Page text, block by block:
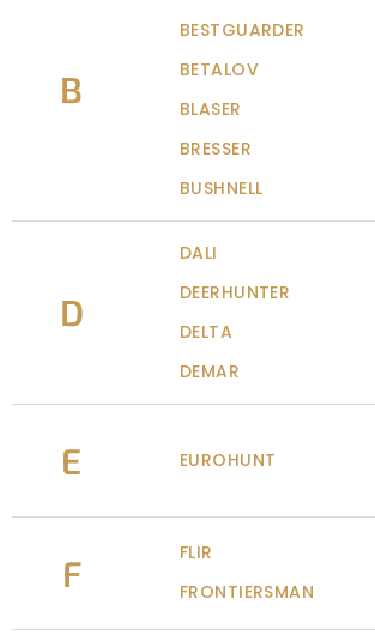
B
BESTGUARDER
BETALOV
BLASER
BRESSER
BUSHNELL
D
DALI
DEERHUNTER
DELTA
DEMAR
E EUROHUNT
F
FLIR
FRONTIERSMAN